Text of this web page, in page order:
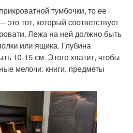
тумбочки, то ее
тот, который соответствует
Лежа на ней должно быть
или ящика. Глубина
10-15 см. Этого хватит, чтобы
мелочи: книги, предметы